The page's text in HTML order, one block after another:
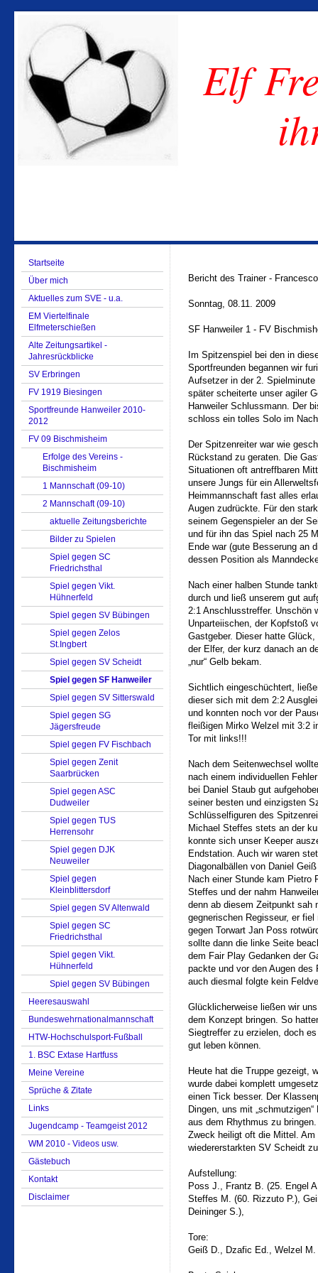
Elf
Startseite
Über mich
Aktuelles zum SVE - u.a.
EM Viertelfinale
Elfmeterschießen
Alte Zeitungsartikel -
Jahresrückblicke
SV Erbringen
FV 1919 Biesingen
Sportfreunde Hanweiler 2010-
2012
FV 09 Bischmisheim
Erfolge des Vereins -
Bischmisheim
1 Mannschaft (09-10)
2 Mannschaft (09-10)
aktuelle Zeitungsberichte
Bilder zu Spielen
Spiel gegen SC
Friedrichsthal
Spiel gegen Vikt.
Hühnerfeld
Spiel gegen SV Bübingen
Spiel gegen Zelos
St.Ingbert
Spiel gegen SV Scheidt
Spiel gegen SF Hanweiler
Spiel gegen SV Sitterswald
Spiel gegen SG
Jägersfreude
Spiel gegen FV Fischbach
Spiel gegen Zenit
Saarbrücken
Spiel gegen ASC
Dudweiler
Spiel gegen TUS
Herrensohr
Spiel gegen DJK
Neuweiler
Spiel gegen
Kleinblittersdorf
Spiel gegen SV Altenwald
Spiel gegen SC
Friedrichsthal
Spiel gegen Vikt.
Hühnerfeld
Spiel gegen SV Bübingen
Heeresauswahl
Bundeswehrnationalmannschaft
HTW-Hochschulsport-Fußball
1. BSC Extase Hartfuss
Meine Vereine
Sprüche & Zitate
Links
Jugendcamp - Teamgeist 2012
WM 2010 - Videos usw.
Gästebuch
Kontakt
Disclaimer
Bericht des Trainer -
Sonntag, 08.11. 2009
SF Hanweiler 1 - FV
Im Spitzenspiel bei den in
Sportfreunden begannen wir
Aufsetzer in der 2.
später scheiterte unser agiler
Hanweiler Schlussmann. Der
schloss ein tolles Solo im
Der Spitzenreiter war wie
Rückstand zu geraten. Die
Situationen oft antreffbaren
unsere Jungs für ein
Heimmannschaft fast alles
Augen zudrückte. Für den
seinem Gegenspieler an der
und für ihn das Spiel nach 25
Ende war (gute Besserung an
dessen Position als
Nach einer halben Stunde
durch und ließ unserem gut
2:1 Anschlusstreffer. Unschön
Unparteiischen, der Kopfstoß
Gastgeber. Dieser hatte
der Elfer, der kurz danach an
„nur“ Gelb bekam.
Sichtlich eingeschüchtert,
dieser sich mit dem 2:2
und konnten noch vor der
fleißigen Mirko Welzel mit 3:2
Tor mit links!!!
Nach dem Seitenwechsel
nach einem individuellen
bei Daniel Staub gut
seiner besten und einzigsten
Schlüsselfiguren des
Michael Steffes stets an der
konnte sich unser Keeper
Endstation. Auch wir waren
Diagonalbällen von Daniel
Nach einer Stunde kam Pietro
Steffes und der nahm
denn ab diesem Zeitpunkt sah
gegnerischen Regisseur, er
gegen Torwart Jan Poss
sollte dann die linke Seite
dem Fair Play Gedanken der
packte und vor den Augen
auch diesmal folgte kein
Glücklicherweise ließen wir
dem Konzept bringen. So
Siegtreffer zu erzielen, doch
gut leben können.
Heute hat die Truppe gezeigt,
wurde dabei komplett
einen Tick besser. Der
Dingen, uns mit
aus dem Rhythmus zu
Zweck heiligt oft die Mittel. Am
wiedererstarkten SV Scheidt
Aufstellung:
Poss J., Frantz B. (25. Engel
Steffes M. (60. Rizzuto P.),
Deininger S.),
Tore:
Geiß D., Dzafic Ed., Welzel M.